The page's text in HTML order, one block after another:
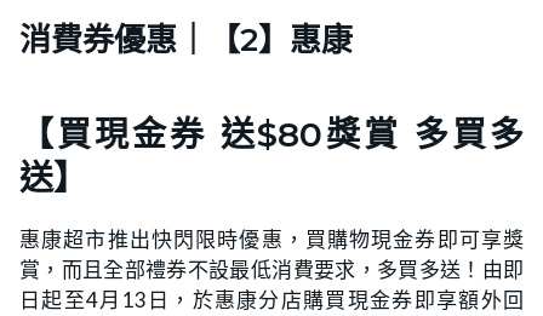
消費券優惠｜【2】惠康
【買現金券 送$80獎賞 多買多
送】
惠康超市推出快閃限時優惠，買購物現金券即可享獎
賞，而且全部禮券不設最低消費要求，多買多送！由即
日起至4月13日，於惠康分店購買現金券即享額外回